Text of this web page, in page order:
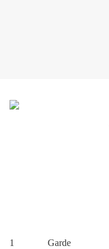
1 Garde